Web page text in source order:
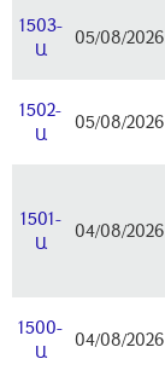
1503-
Ա
05/08/2026
1502-
Ա
05/08/2026
1501-
Ա
04/08/2026
1500-
Ա
04/08/2026